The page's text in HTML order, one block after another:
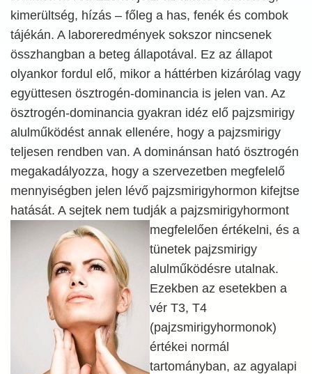
kimerültség, hízás – főleg a has, fenék és combok
tájékán. A laboreredmények sokszor nincsenek
összhangban a beteg állapotával. Ez az állapot
olyankor fordul elő, mikor a háttérben kizárólag vagy
együttesen ösztrogén-dominancia is jelen van. Az
ösztrogén-dominancia gyakran idéz elő pajzsmirigy
alulműködést annak ellenére, hogy a pajzsmirigy
teljesen rendben van. A dominánsan ható ösztrogén
megakadályozza, hogy a szervezetben megfelelő
mennyiségben jelen lévő pajzsmirigyhormon kifejtse
hatását. A sejtek nem tudják a pajzsmirigyhormont
megfelelően értékelni, és a
tünetek pajzsmirigy
alulműködésre utalnak.
Ezekben az esetekben a
vér T3, T4
(pajzsmirigyhormonok)
értékei normál
tartományban, az agyalapi